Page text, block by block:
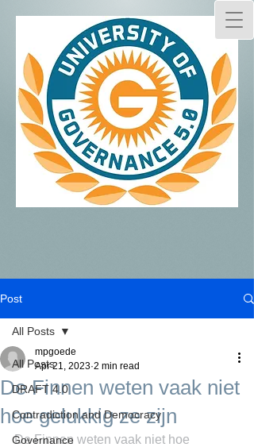
Post
All Posts
DRAFT 4.0
Contradiction and Democracy
Governance
All Posts
De Finnen weten vaak niet
hoe gelukkig ze zijn
mpgoede
Apr 21, 2023 2 min read
De Finnen weten vaak niet hoe